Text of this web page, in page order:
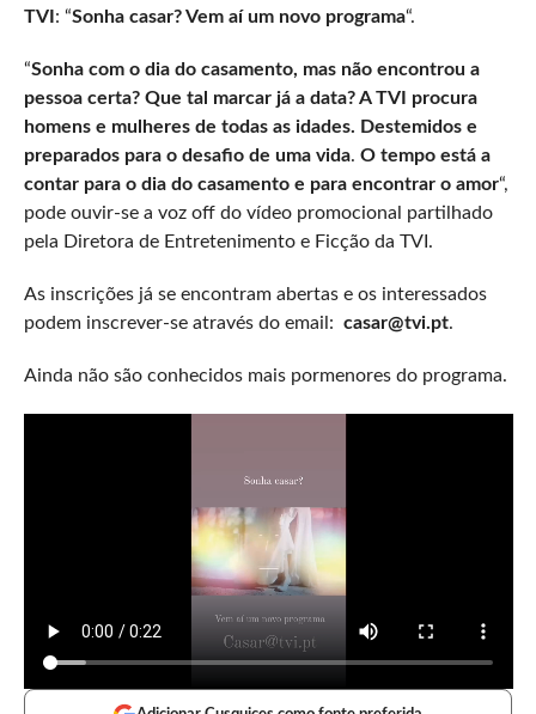
TVI : “Sonha casar? Vem aí um novo programa“.
“Sonha com o dia do casamento, mas não encontrou a
pessoa certa? Que tal marcar já a data? A TVI procura
homens e mulheres de todas as idades. Destemidos e
preparados para o desafio de uma vida. O tempo está a
contar para o dia do casamento e para encontrar o amor“,
pode ouvir-se a voz off do vídeo promocional partilhado
pela Diretora de Entretenimento e Ficção da TVI.
As inscrições já se encontram abertas e os interessados
podem inscrever-se através do email: casar@tvi.pt.
Ainda não são conhecidos mais pormenores do programa.